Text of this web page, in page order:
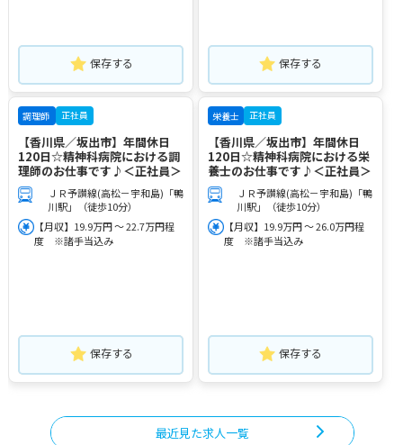
保存する 保存する
調理師 正社員
【香川県／坂出市】年間休日
120日☆精神科病院における調
理師のお仕事です♪＜正社員＞
ＪＲ予讃線(高松－宇和島)「鴨
川駅」（徒歩10分）
【月収】19.9万円 ～ 22.7万円程
度 ※諸手当込み
保存する
栄養士 正社員
【香川県／坂出市】年間休日
120日☆精神科病院における栄
養士のお仕事です♪＜正社員＞
ＪＲ予讃線(高松－宇和島)「鴨
川駅」（徒歩10分）
【月収】19.9万円 ～ 26.0万円程
度 ※諸手当込み
保存する
最近見た求人一覧